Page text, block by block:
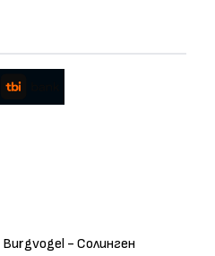
Burgvogel - Солинген